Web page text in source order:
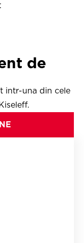
de
intr-una din cele